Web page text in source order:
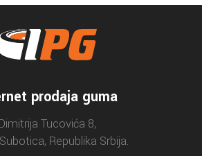
prodaja guma
Dimitrija Tucovića 8,
Republika Srbija.